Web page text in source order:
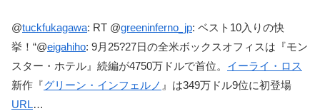
@tuckfukagawa: RT @greeninferno_jp: ベスト10入りの快
挙！“@eigahiho: 9月25?27日の全米ボックスオフィスは『モン
スター・ホテル』続編が4750万ドルで首位。 イーライ・ロス
新作『グリーン・インフェルノ 』は349万ドル9位に初登場
URL…